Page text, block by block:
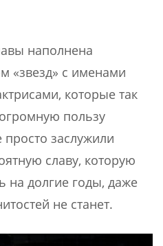
наполнена
«звезд» с именами
которые так
пользу
заслужили
славу, которую
на долгие годы, даже
не станет.